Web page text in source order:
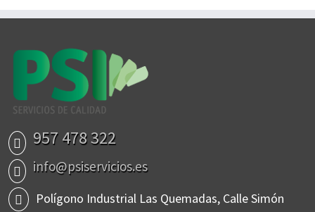
957 478 322
info@psiservicios.es
Polígono Industrial Las Quemadas, Calle Simón